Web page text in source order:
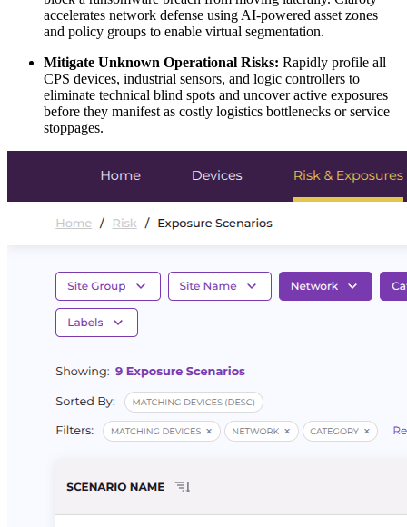
accelerates network defense using AI-powered asset zones
and policy groups to enable virtual segmentation.
Mitigate Unknown Operational Risks: Rapidly profile all
CPS devices, industrial sensors, and logic controllers to
eliminate technical blind spots and uncover active exposures
before they manifest as costly logistics bottlenecks or service
stoppages.